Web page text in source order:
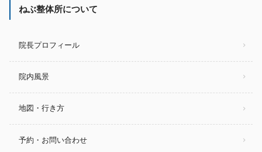
ねぶ整体所について
院長プロフィール
院内風景
地図・行き方
予約・お問い合わせ